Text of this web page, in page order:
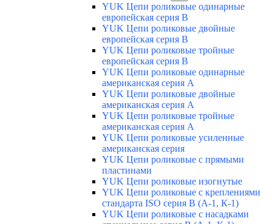
YUK Цепи роликовые одинарные
европейская серия В
YUK Цепи роликовые двойные
европейская серия В
YUK Цепи роликовые тройные
европейская серия В
YUK Цепи роликовые одинарные
американская серия А
YUK Цепи роликовые двойные
американская серия А
YUK Цепи роликовые тройные
американская серия А
YUK Цепи роликовые усиленные
американская серия
YUK Цепи роликовые с прямыми
пластинами
YUK Цепи роликовые изогнутые
YUK Цепи роликовые с креплениями
стандарта ISO серия B (А-1, К-1)
YUK Цепи роликовые с насадками